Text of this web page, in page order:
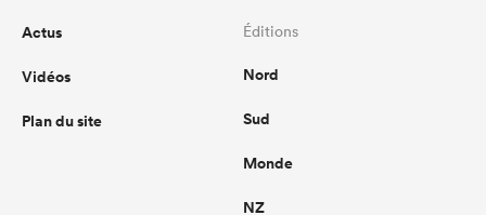
Actus
Vidéos
Plan du site
Éditions
Nord
Sud
Monde
NZ